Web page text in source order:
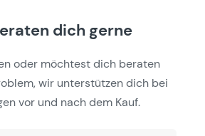
dich gerne
oder möchtest dich beraten
wir unterstützen dich bei
vor und nach dem Kauf.